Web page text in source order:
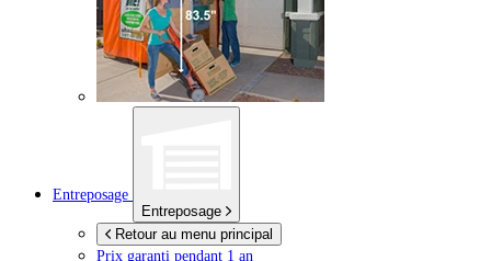
Entreposage
Entreposage
Retour au menu principal
Prix garanti pendant 1 an